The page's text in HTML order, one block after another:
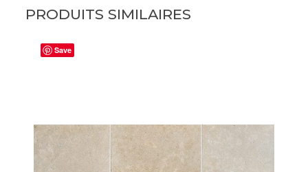
PRODUITS SIMILAIRES
Save